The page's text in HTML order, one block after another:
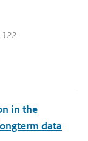
122
in the
data